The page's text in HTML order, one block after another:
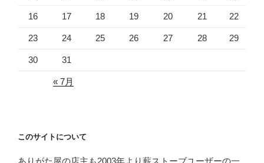
16 17 18 19 20 21 22
23 24 25 26 27 28 29
30 31
« 7月
このサイトについて
ありがた屋の店主も2003年より薪ストーブユーザーの一